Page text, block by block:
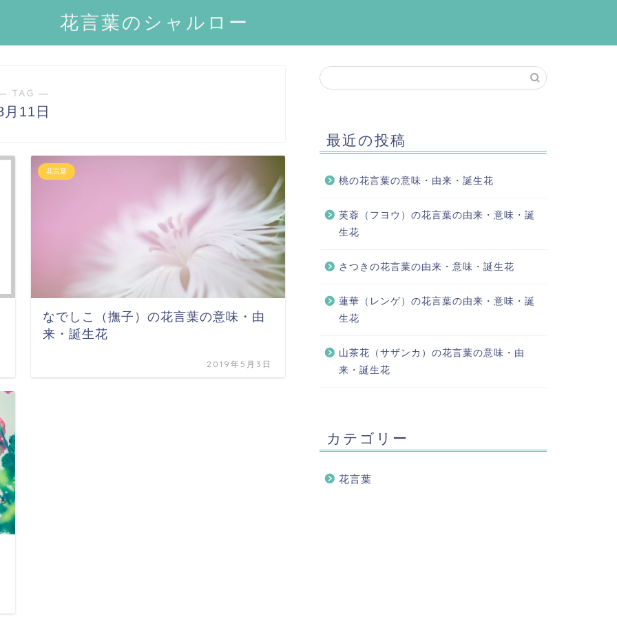
花言葉のシャルロー
TAG ―
月11日
花言葉
なでしこ（撫子）の花言葉の意味・由
来・誕生花
2019年5月3日
最近の投稿
桃の花言葉の意味・由来・誕生花
芙蓉（フヨウ）の花言葉の由来・意味・誕
生花
さつきの花言葉の由来・意味・誕生花
蓮華（レンゲ）の花言葉の由来・意味・誕
生花
山茶花（サザンカ）の花言葉の意味・由
来・誕生花
カテゴリー
花言葉